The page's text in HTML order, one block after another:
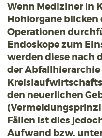
Wenn Mediziner in
Hohlorgane
Operationen
Endoskope zum
werden diese nach
der Abfallhierarchie
den neuerlichen
Fällen ist dies
Aufwand bzw.